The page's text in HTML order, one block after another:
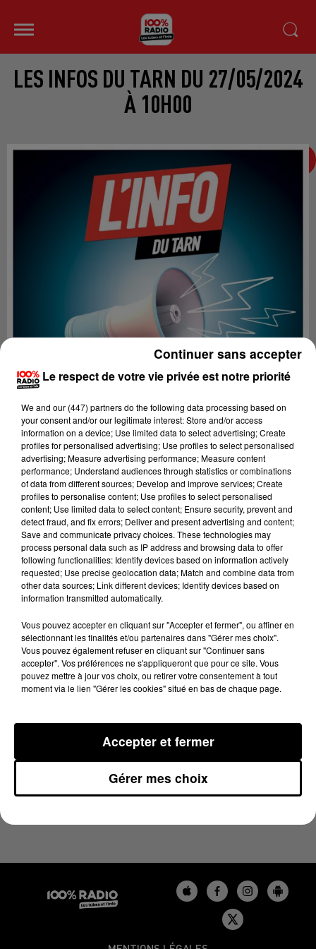
LES INFOS DU TARN DU 27/05/2024
À 10H00
Lecture (2 min 22 sec)
100%
27 mai 2024 - 2 min 22 sec
LES INFOS DU TARN DU 27/05/2024 À 10H00
Le respect de votre vie privée est notre priorité
We and our (447) partnersdo the following data processing based on
your consent and/or our legitimate interest: Store and/or access
information on a device; Use limited data to select advertising; Create
profiles for personalised advertising; Use profiles to select personalised
advertising; Measure advertising performance; Measure content
performance; Understand audiences through statistics or combinations
of data from different sources; Develop and improve services; Create
profiles to personalise content; Use profiles to select personalised
content; Use limited data to select content; Ensure security, prevent and
detect fraud, and fix errors; Deliver and present advertising and content;
Save and communicate privacy choices. These technologies may
process personal data such as IP address and browsing data to offer
following functionalities: Identify devices based on information actively
requested; Use precise geolocation data; Match and combine data from
other data sources; Link different devices; Identify devices based on
information transmitted automatically.
Vous pouvez accepter en cliquant sur "Accepter et fermer", ou affiner en
sélectionnant les finalités et/ou partenaires dans "Gérer mes choix".
Vous pouvez également refuser en cliquant sur "Continuer sans
accepter". Vos préférences ne s'appliqueront que pour ce site. Vous
pouvez mettre à jour vos choix, ou retirer votre consentement à tout
moment via le lien "Gérer les cookies" situé en bas de chaque page.
Gérer mes choix
Accepter et fermer
Continuer sans accepter